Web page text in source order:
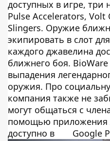
доступных в игре, три
Pulse Accelerators, Volt
Slingers. Оружие
экипировать в слот
каждого джавелина
ближнего боя.
выпадения
оружия. Про
компания также не
могут общаться с
помощью приложения
доступно в
Google